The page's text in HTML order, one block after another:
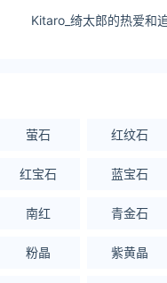
萤石 红纹石
红宝石 蓝宝石
南红 青金石
粉晶 紫黄晶